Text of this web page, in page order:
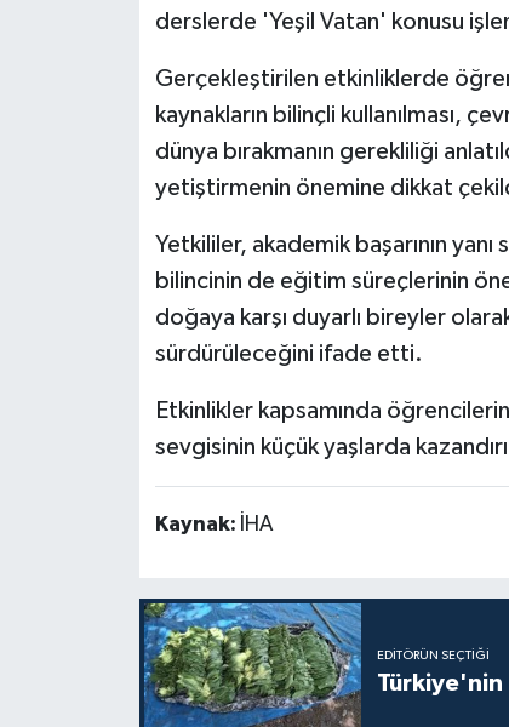
derslerde 'Yeşil Vatan' konusu
Gerçekleştirilen etkinliklerde
kaynakların bilinçli kullanılması,
dünya bırakmanın gerekliliği
yetiştirmenin önemine dikkat
Yetkililer, akademik başarının
bilincinin de eğitim süreçlerinin
doğaya karşı duyarlı bireyler
sürdürüleceğini ifade etti.
Etkinlikler kapsamında
sevgisinin küçük yaşlarda
Kaynak: İHA
EDITÖRÜN SEÇTIĞI
Türkiye'nin